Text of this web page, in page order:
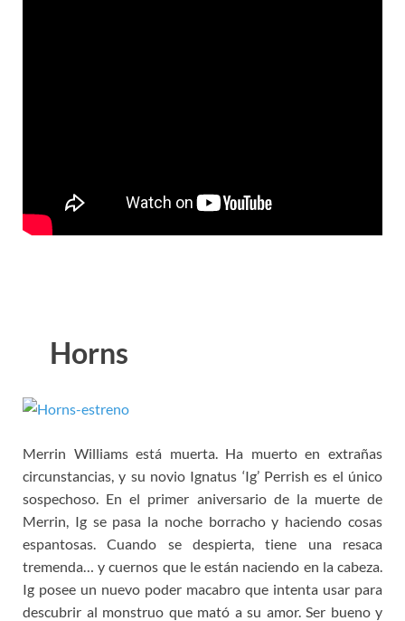
Horns
Merrin Williams está muerta. Ha muerto en extrañas
circunstancias, y su novio Ignatus ‘Ig’ Perrish es el único
sospechoso. En el primer aniversario de la muerte de
Merrin, Ig se pasa la noche borracho y haciendo cosas
espantosas. Cuando se despierta, tiene una resaca
tremenda… y cuernos que le están naciendo en la cabeza.
Ig posee un nuevo poder macabro que intenta usar para
descubrir al monstruo que mató a su amor. Ser bueno y